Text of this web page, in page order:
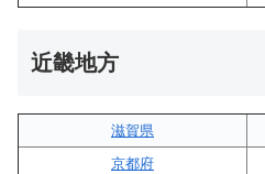
近畿地方
滋賀県
京都府